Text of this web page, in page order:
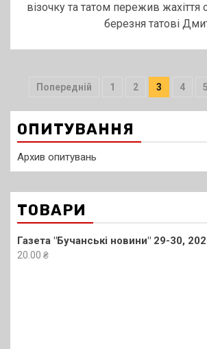
візочку та татом пережив жахіття
березня татові
Пагінація
записів
Попередній 1 2 3 4 5
ОПИТУВАННЯ
Архив опитувань
ТОВАРИ
Газета "Бучанські новини" 29-30,
20.00 ₴